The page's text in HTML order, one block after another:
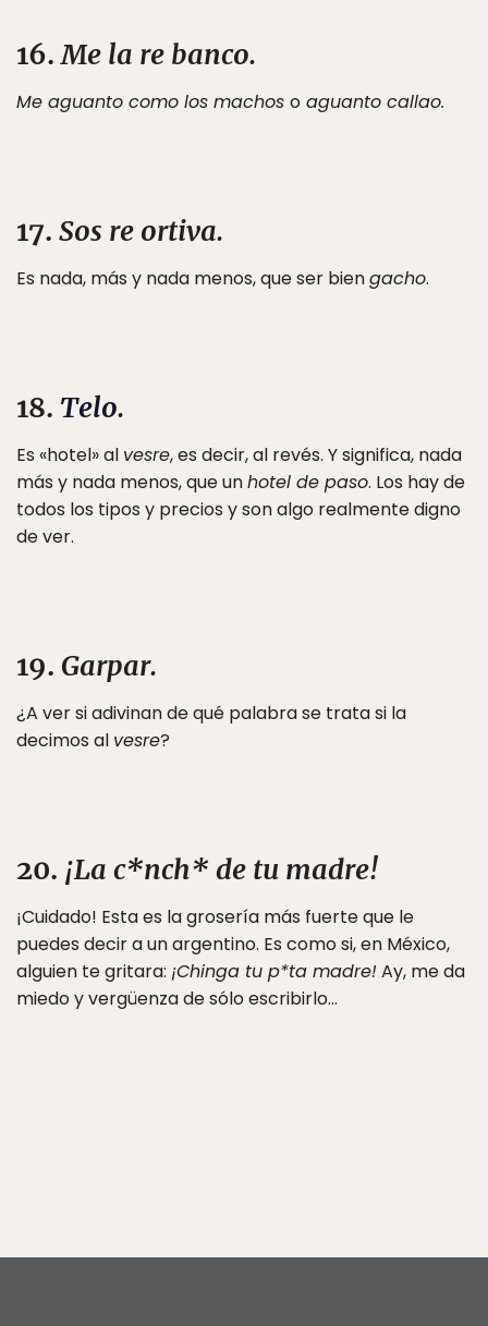
16.Me la re banco.
Me aguanto como los machos o aguanto callao.
17. Sos re ortiva.
Es nada, más y nada menos, que ser biengacho.
18. Telo.
Es «hotel» al vesre, es decir, al revés. Y significa, nada
más y nada menos, que unhotel de paso. Los hay de
todos los tipos y precios y son algo realmente digno
de ver.
19. Garpar.
¿A ver si adivinan de qué palabra se trata si la
decimos al vesre?
20. ¡La c*nch* de tu madre!
¡Cuidado! Esta es la grosería más fuerte que le
puedes decir a un argentino. Es como si, en México,
alguien te gritara: ¡Chinga tu p*ta madre!Ay, me da
miedo y vergüenza de sólo escribirlo…